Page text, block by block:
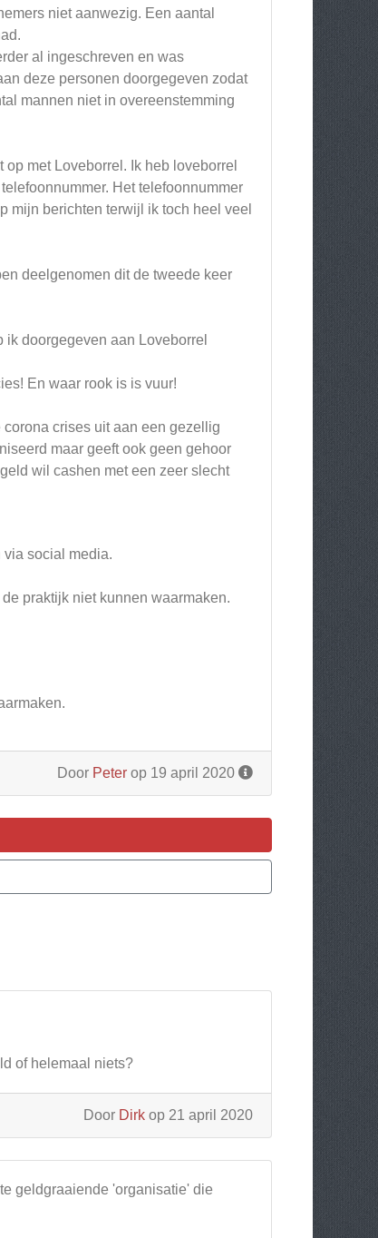
niet aanwezig. Een aantal
al ingeschreven en was
deze personen doorgegeven zodat
mannen niet in overeenstemming
met Loveborrel. Ik heb loveborrel
Het telefoonnummer
mijn berichten terwijl ik toch heel veel
deelgenomen dit de tweede keer
doorgegeven aan Loveborrel
En waar rook is is vuur!
crises uit aan een gezellig
maar geeft ook geen gehoor
wil cashen met een zeer slecht
social media.
praktijk niet kunnen waarmaken.
Door Peter op 19 april 2020
of helemaal niets?
Door Dirk op 21 april 2020
geldgraaiende 'organisatie' die